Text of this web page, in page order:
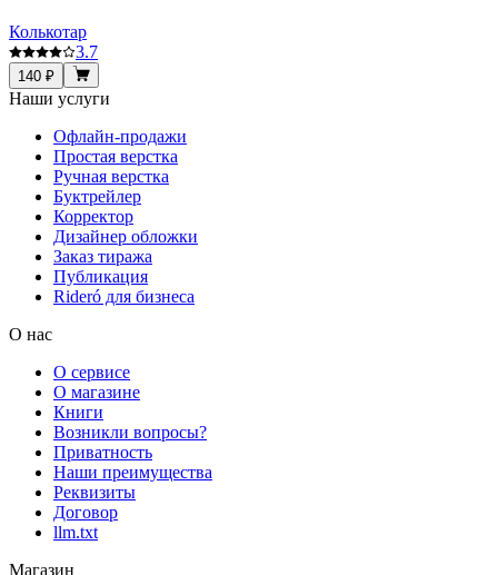
Колькотар
3.7
140 ₽
Наши услуги
Офлайн-продажи
Простая верстка
Ручная верстка
Буктрейлер
Корректор
Дизайнер обложки
Заказ тиража
Публикация
Rideró для бизнеса
О нас
О сервисе
О магазине
Книги
Возникли вопросы?
Приватность
Наши преимущества
Реквизиты
Договор
llm.txt
Магазин